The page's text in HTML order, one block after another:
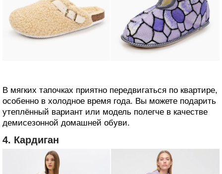
В мягких тапочках приятно передвигаться по квартире,
особенно в холодное время года. Вы можете подарить
утеплённый вариант или модель полегче в качестве
демисезонной домашней обуви.
4. Кардиган